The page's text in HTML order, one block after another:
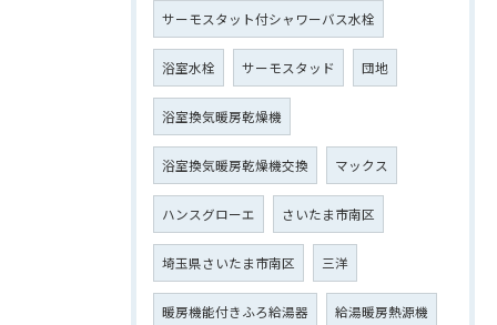
サーモスタット付シャワーバス水栓
浴室水栓 サーモスタッド 団地
浴室換気暖房乾燥機
浴室換気暖房乾燥機交換 マックス
ハンスグローエ さいたま市南区
埼玉県さいたま市南区 三洋
暖房機能付きふろ給湯器 給湯暖房熱源機